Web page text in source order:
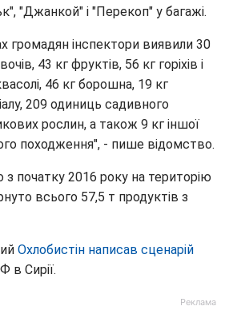
"Джанкой" і "Перекоп" у багажі.
громадян інспектори виявили 30
43 кг фруктів, 56 кг горіхів і
46 кг борошна, 19 кг
209 одиниць садивного
рослин, а також 9 кг іншої
походження", - пише відомство.
початку 2016 року на територію
всього 57,5 т продуктів з
Охлобистін написав сценарій
в Сирії.